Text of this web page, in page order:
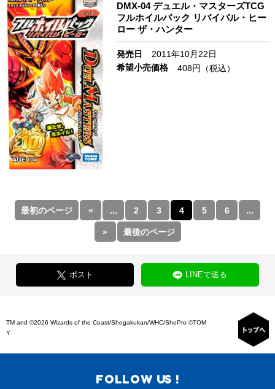
DMX-04 デュエル・マスターズTCG
フルホイルパック リバイバル・ヒー
ロー ザ・ハンター
発売日
2011年10月22日
希望小売価格
408円（税込）
最初のページ « ... 2 3 4 5 6 ...
» 最後のページ
ポスト LINEで送る
TM and ©2026 Wizards of the Coast/Shogakukan/WHC/ShoPro ©TOM
Y
FOLLOW US !